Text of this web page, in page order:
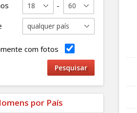
-
com fotos
por País